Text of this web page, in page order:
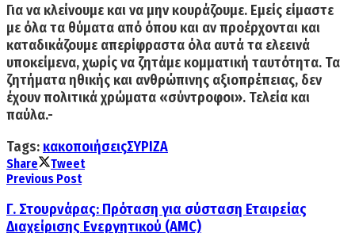
Για να κλείνουμε και να μην κουράζουμε. Εμείς είμαστε
με όλα τα θύματα από όπου και αν προέρχονται και
καταδικάζουμε απερίφραστα όλα αυτά τα ελεεινά
υποκείμενα, χωρίς να ζητάμε κομματική ταυτότητα. Τα
ζητήματα ηθικής και ανθρώπινης αξιοπρέπειας, δεν
έχουν πολιτικά χρώματα «σύντροφοι». Τελεία και
παύλα.-
Tags:κακοποιήσειςΣΥΡΙΖΑ
Share
Tweet
Previous Post
Γ. Στουρνάρας: Πρόταση για σύσταση Εταιρείας
Διαχείρισης Ενεργητικού (AMC)